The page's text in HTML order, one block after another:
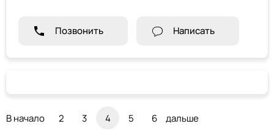
Позвонить Написать
В начало 2 3 4 5 6 дальше